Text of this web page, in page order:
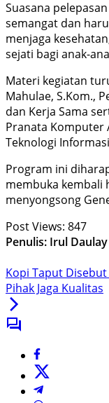
Suasana
semangat dan
menjaga
sejati bagi anak-
Materi kegiatan
Mahulae, S.Kom.,
dan Kerja Sama
Pranata Komputer
Teknologi
Program ini
membuka kembali
menyongsong
Post Views: 847
Penulis: Irul Daulay
Kopi Taput Disebut
Pihak Jaga Kualitas